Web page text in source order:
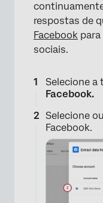
respostas de
Facebook
sociais.
Selecione a
Facebook.
Selecione
Facebook.